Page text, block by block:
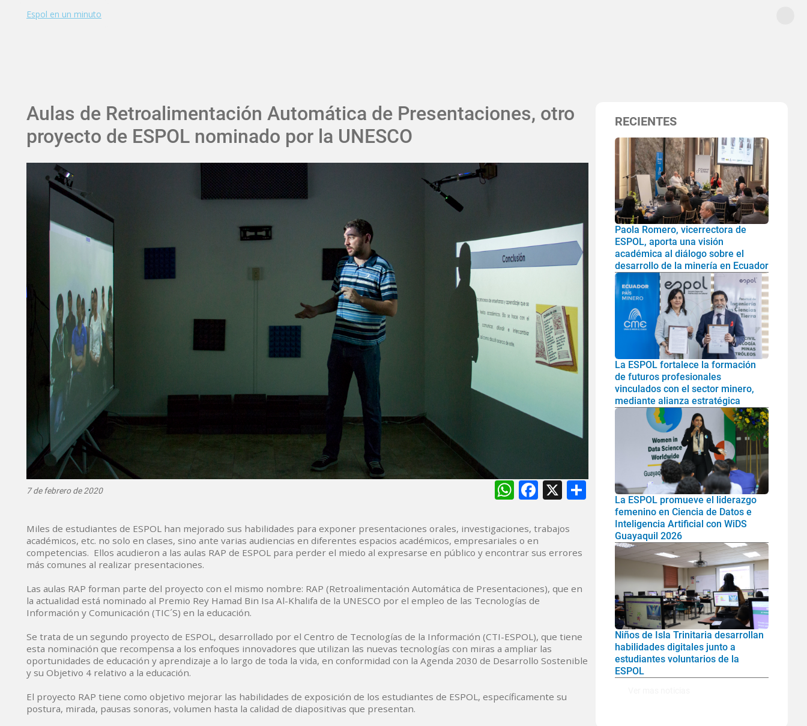
Espol en un minuto
Aulas de Retroalimentación Automática de Presentaciones, otro
proyecto de ESPOL nominado por la UNESCO
7 de febrero de 2020 WhatsApp
Facebook
X Share
Miles de estudiantes de ESPOL han mejorado sus habilidades para exponer presentaciones orales, investigaciones, trabajos
académicos, etc. no solo en clases, sino ante varias audiencias en diferentes espacios académicos, empresariales o en
competencias. Ellos acudieron a las aulas RAP de ESPOL para perder el miedo al expresarse en público y encontrar sus errores
más comunes al realizar presentaciones.
Las aulas RAP forman parte del proyecto con el mismo nombre: RAP (Retroalimentación Automática de Presentaciones), que en
la actualidad está nominado al Premio Rey Hamad Bin Isa Al-Khalifa de la UNESCO por el empleo de las Tecnologías de
Información y Comunicación (TIC´S) en la educación.
Se trata de un segundo proyecto de ESPOL, desarrollado por el Centro de Tecnologías de la Información (CTI-ESPOL), que tiene
esta nominación que recompensa a los enfoques innovadores que utilizan las nuevas tecnologías con miras a ampliar las
oportunidades de educación y aprendizaje a lo largo de toda la vida, en conformidad con la Agenda 2030 de Desarrollo Sostenible
y su Objetivo 4 relativo a la educación.
El proyecto RAP tiene como objetivo mejorar las habilidades de exposición de los estudiantes de ESPOL, específicamente su
postura, mirada, pausas sonoras, volumen hasta la calidad de diapositivas que presentan.
RECIENTES
Paola Romero, vicerrectora de
ESPOL, aporta una visión
académica al diálogo sobre el
desarrollo de la minería en Ecuador
La ESPOL fortalece la formación
de futuros profesionales
vinculados con el sector minero,
mediante alianza estratégica
La ESPOL promueve el liderazgo
femenino en Ciencia de Datos e
Inteligencia Artificial con WiDS
Guayaquil 2026
Niños de Isla Trinitaria desarrollan
habilidades digitales junto a
estudiantes voluntarios de la
ESPOL